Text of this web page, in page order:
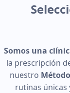
Somos una
la prescripción
nuestro
rutinas únicas